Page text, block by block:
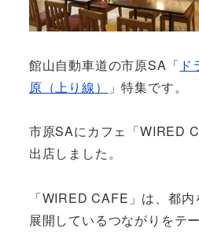
館山自動車道の市原SA「
原（上り線）
」特集です。
市原SAにカフェ「WIRED
出店しました。
「WIRED CAFE」は、都
展開しているつながりをテ